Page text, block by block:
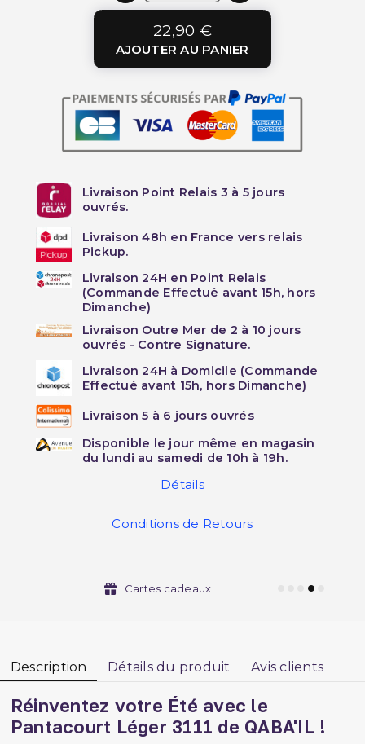
22,90 €
AJOUTER AU PANIER
Livraison Point Relais 3 à 5 jours
ouvrés.
Livraison 48h en France vers relais
Pickup.
Livraison 24H en Point Relais
(Commande Effectué avant 15h, hors
Dimanche)
Livraison Outre Mer de 2 à 10 jours
ouvrés - Contre Signature.
Livraison 24H à Domicile (Commande
Effectué avant 15h, hors Dimanche)
Livraison 5 à 6 jours ouvrés
Disponible le jour même en magasin
du lundi au samedi de 10h à 19h.
Détails
Conditions de Retours
Cartes cadeaux
Description Détails du produit Avis clients
Réinventez votre Été avec le
Pantacourt Léger 3111 de QABA'IL !